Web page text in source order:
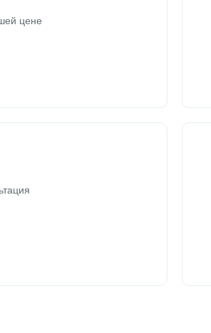
цене